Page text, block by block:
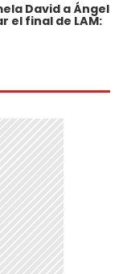
David a Ángel
el final de LAM: